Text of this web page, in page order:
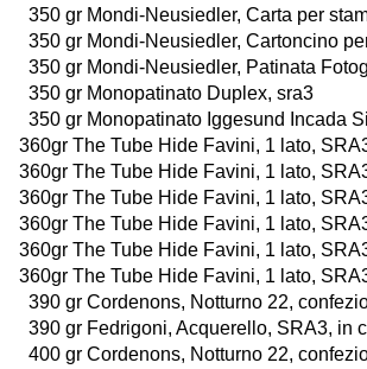
350 gr Monopatinato Duplex, sra3
350 gr Monopatinato Iggesund Incada
360gr The Tube Hide Favini, 1 lato,
360gr The Tube Hide Favini, 1 lato,
360gr The Tube Hide Favini, 1 lato,
360gr The Tube Hide Favini, 1 lato,
360gr The Tube Hide Favini, 1 lato,
360gr The Tube Hide Favini, 1 lato,